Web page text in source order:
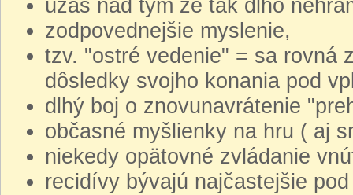
úžas nad tým že tak dlho
zodpovednejšie myslenie,
tzv. "ostré vedenie" = sa rovná
dôsledky svojho konania pod
dlhý boj o znovunavrátenie
občasné myšlienky na hru ( aj
niekedy opätovné zvládanie
recidívy bývajú najčastejšie